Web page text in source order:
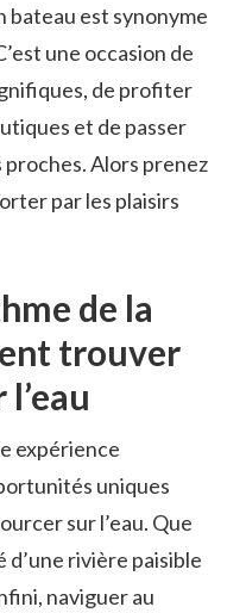
bateau est synonyme
une ‌occasion de
de ⁣profiter
et de ‍passer
Alors prenez
par les plaisirs
de la‍
trouver
expérience
uniques
sur l’eau.‌ Que⁣
rivière paisible
⁤naviguer au